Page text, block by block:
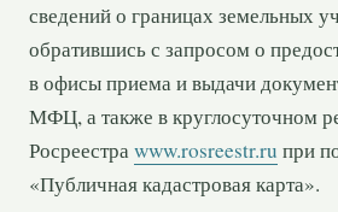
сведений о границах земельных
обратившись с запросом о
в офисы приема и выдачи
МФЦ, а также в круглосуточном
Росреестраwww.rosreestr.ru при
«Публичная кадастровая карта».